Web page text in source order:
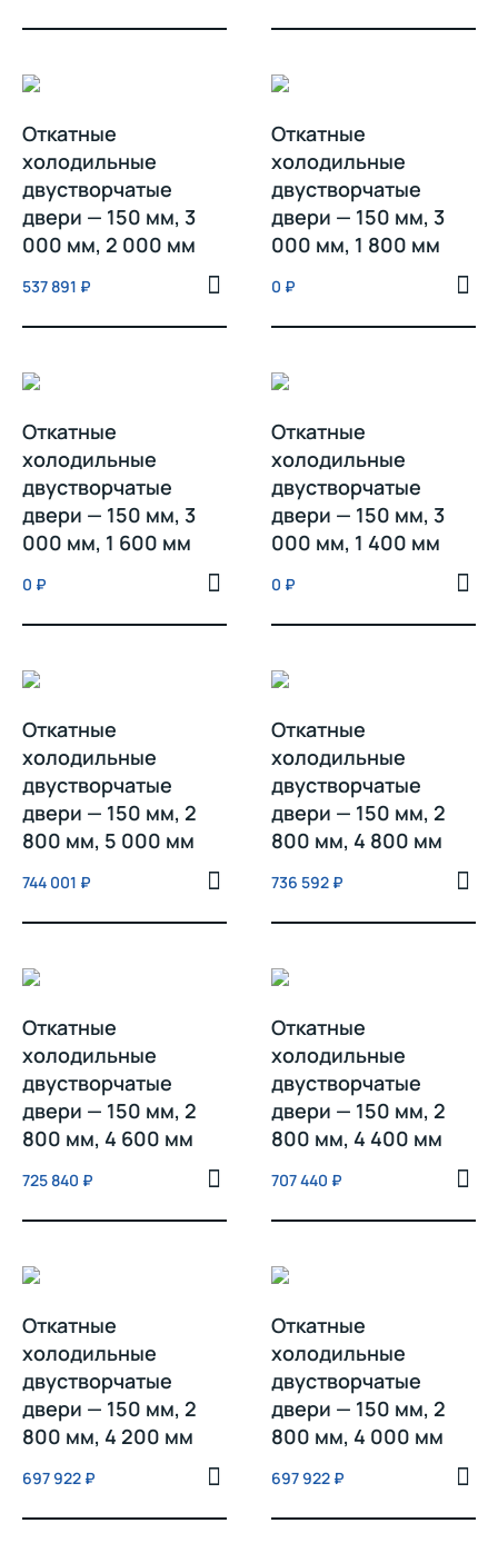
Откатные
холодильные
двустворчатые
двери — 150 мм, 3
000 мм, 2 000 мм
537 891 ₽
Откатные
холодильные
двустворчатые
двери — 150 мм, 3
000 мм, 1 800 мм
0 ₽
Откатные
холодильные
двустворчатые
двери — 150 мм, 3
000 мм, 1 600 мм
0 ₽
Откатные
холодильные
двустворчатые
двери — 150 мм, 3
000 мм, 1 400 мм
0 ₽
Откатные
холодильные
двустворчатые
двери — 150 мм, 2
800 мм, 5 000 мм
744 001 ₽
Откатные
холодильные
двустворчатые
двери — 150 мм, 2
800 мм, 4 800 мм
736 592 ₽
Откатные
холодильные
двустворчатые
двери — 150 мм, 2
800 мм, 4 600 мм
725 840 ₽
Откатные
холодильные
двустворчатые
двери — 150 мм, 2
800 мм, 4 400 мм
707 440 ₽
Откатные
холодильные
двустворчатые
двери — 150 мм, 2
800 мм, 4 200 мм
697 922 ₽
Откатные
холодильные
двустворчатые
двери — 150 мм, 2
800 мм, 4 000 мм
697 922 ₽